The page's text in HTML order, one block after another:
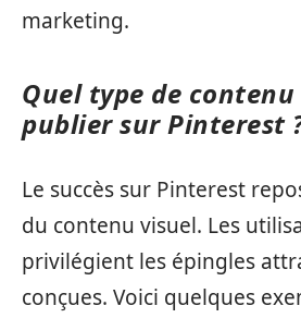
marketing.
Quel type de
publier sur Pinterest
Le succès sur Pinterest
du contenu visuel. Les
privilégient les épingles
conçues. Voici quelques